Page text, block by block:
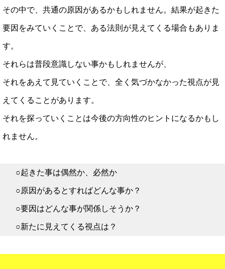
その中で、共通の原因があるかもしれません。結果が起きた
要因をみていくことで、ある法則が見えてくる場合もありま
す。
それらは普段意識しない事かもしれませんが、
それをあえて見ていくことで、全く気づかなかった視点が見
えてくることがあります。
それを探っていくことは今後の方向性のヒントになるかもし
れません。
○起きた事は偶然か、必然か
○原因があるとすればどんな事か？
○要因はどんな事が関係しそうか？
○新たに見えてくる視点は？